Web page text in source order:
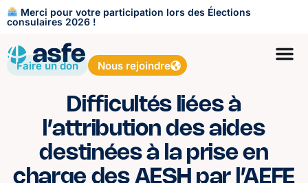
Merci pour votre participation lors des Élections
consulaires 2026 !
Faire un don Nous rejoindre
Difficultés liées à
l’attribution des aides
destinées à la prise en
charge des AESH par l’AEFE